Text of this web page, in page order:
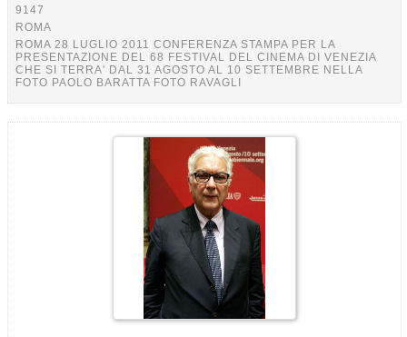
9147
ROMA
ROMA 28 LUGLIO 2011 CONFERENZA STAMPA PER LA
PRESENTAZIONE DEL 68 FESTIVAL DEL CINEMA DI VENEZIA
CHE SI TERRA' DAL 31 AGOSTO AL 10 SETTEMBRE NELLA
FOTO PAOLO BARATTA FOTO RAVAGLI